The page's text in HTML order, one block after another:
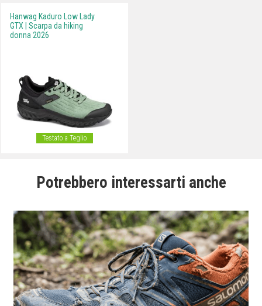
Hanwag Kaduro Low Lady
GTX | Scarpa da hiking
donna 2026
Testato a Teglio
Potrebbero interessarti anche